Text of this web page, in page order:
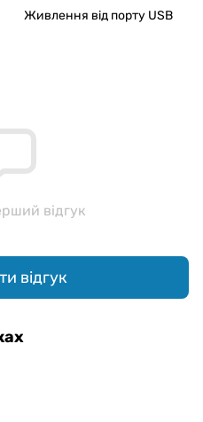
Живлення від порту USB
відгук
відгук